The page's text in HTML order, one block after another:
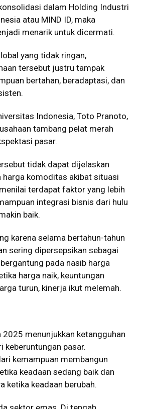
dalam Holding Industri
atau MIND ID, maka
menarik untuk dicermati.
yang tidak ringan,
tersebut justru tampak
bertahan, beradaptasi, dan
Indonesia, Toto Pranoto,
tambang pelat merah
pasar.
tidak dapat dijelaskan
harga komoditas akibat situasi
terdapat faktor yang lebih
integrasi bisnis dari hulu
baik.
karena selama bertahun-tahun
sering dipersepsikan sebagai
pada nasib harga
harga naik, keuntungan
turun, kinerja ikut melemah.
2025 menunjukkan ketangguhan
keberuntungan pasar.
kemampuan membangun
keadaan sedang baik dan
ketika keadaan berubah.